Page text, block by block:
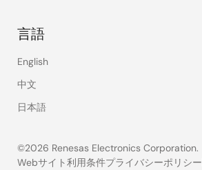
言語
English
中文
日本語
©2026 Renesas Electronics Corporation.
Webサイト利用条件プライバシーポリシー